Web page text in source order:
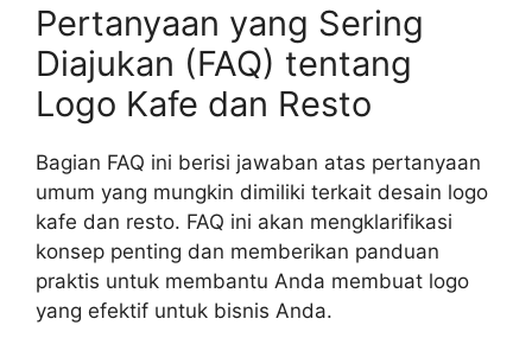
Pertanyaan yang Sering
Diajukan (FAQ) tentang
Logo Kafe dan Resto
Bagian FAQ ini berisi jawaban atas pertanyaan
umum yang mungkin dimiliki terkait desain logo
kafe dan resto. FAQ ini akan mengklarifikasi
konsep penting dan memberikan panduan
praktis untuk membantu Anda membuat logo
yang efektif untuk bisnis Anda.